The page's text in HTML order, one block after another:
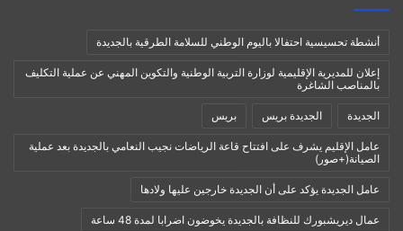
أنشطة تحسيسية احتفالا باليوم الوطني للسلامة الطرقية بالجديدة
إعلان للمديرية الإقليمية لوزارة التربية الوطنية والتكوين المهني عن عملية التكليف
بالمناصب الشاغرة
الجديدة الجديدة بريس بريس
عامل الإقليم يشرف على افتتاح قاعة الرياضات نجيب النعامي بالجديدة بعد عملية
الصيانة(+صور)
عامل الجديدة يؤكد على أن الجديدة خارجين عليها ولادها
عمال ديريشبورك للنظافة بالجديدة يخوضون اضرابا لمدة 48 ساعة